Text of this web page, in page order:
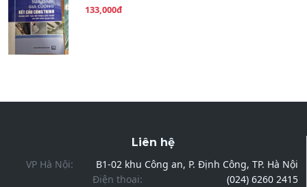
133,000đ
Liên hệ
VP Hà Nội:
B1-02 khu Công an, P. Định Công, TP. Hà Nội
Điện thoại:
(024) 6260 2415